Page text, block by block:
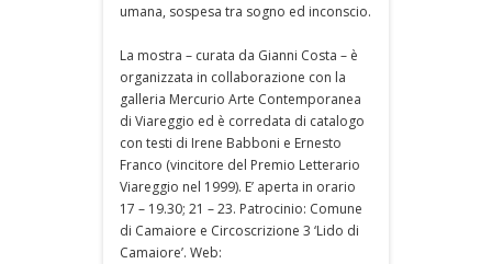
umana, sospesa tra sogno ed inconscio.
La mostra – curata da Gianni Costa – è
organizzata in collaborazione con la
galleria Mercurio Arte Contemporanea
di Viareggio ed è corredata di catalogo
con testi di Irene Babboni e Ernesto
Franco (vincitore del Premio Letterario
Viareggio nel 1999). E’ aperta in orario
17 – 19.30; 21 – 23. Patrocinio: Comune
di Camaiore e Circoscrizione 3 ‘Lido di
Camaiore’. Web: